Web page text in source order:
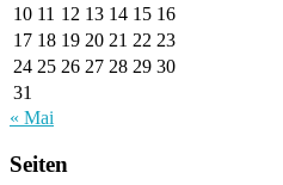
10 11 12 13 14 15 16
17 18 19 20 21 22 23
24 25 26 27 28 29 30
31
« Mai
Seiten